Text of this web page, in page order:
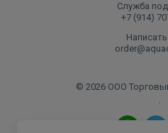
Служба
+7 (914)
Написать
© 2026 ООО
.